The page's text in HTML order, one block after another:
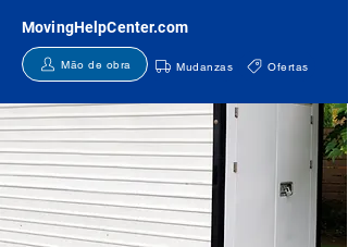
MovingHelpCenter.com
Mão de obra Mudanzas Ofertas